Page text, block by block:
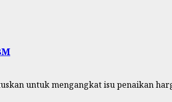
untuk mengangkat isu penaikan